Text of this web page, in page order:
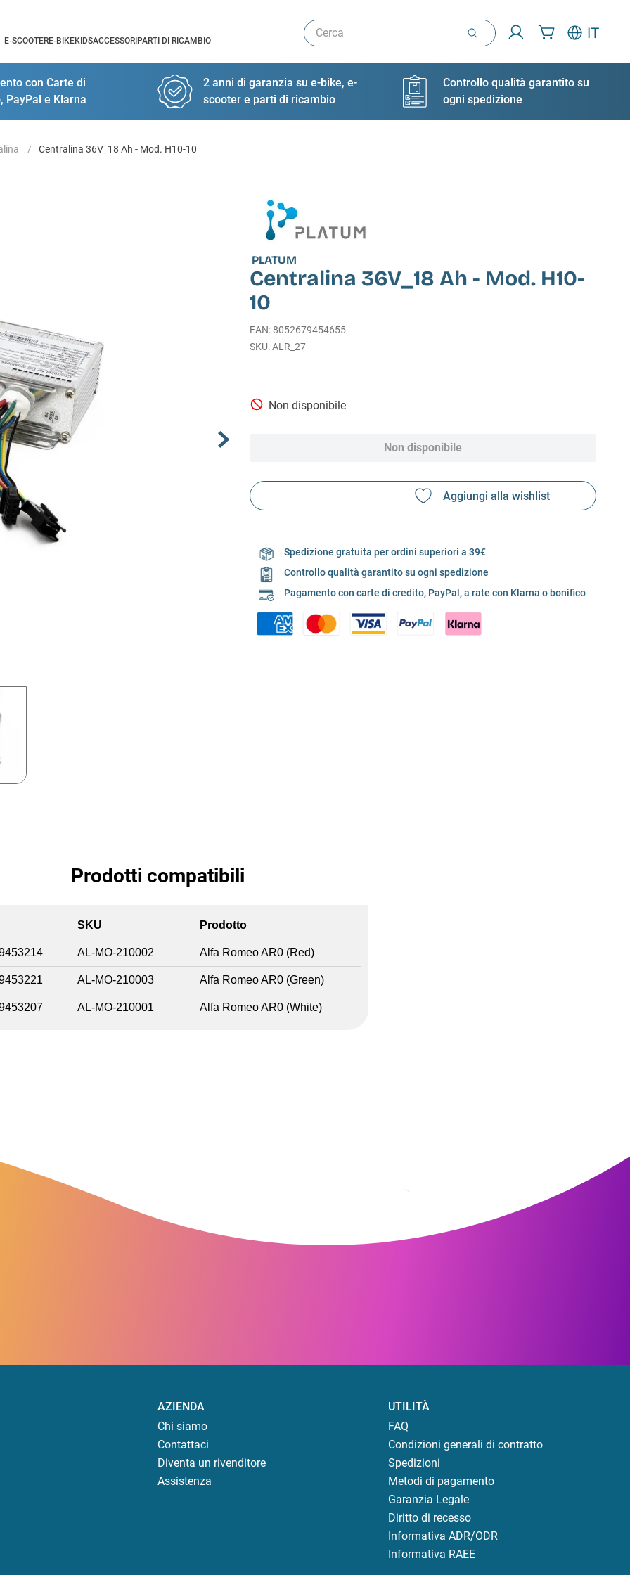
E-SCOOTERE-BIKEKIDSACCESSORI PARTI DI RICAMBIO
Cerca IT
con Carte di
PayPal e Klarna
2 anni di garanzia su e-bike, e-
scooter e parti di ricambio
Controllo qualità garantito su
ogni spedizione
Centralina 36V_18 Ah - Mod. H10-10
PLATUM
Centralina 36V_18 Ah - Mod. H10-
10
EAN: 8052679454655
ALR_27
Non disponibile
Non disponibile
Spedizione gratuita per ordini superiori a 39€
Controllo qualità garantito su ogni spedizione
Pagamento con carte di credito, PayPal, a rate con Klarna o bonifico
Prodotti compatibili
SKU Prodotto
AL-MO-210002 Alfa Romeo AR0 (Red)
AL-MO-210003 Alfa Romeo AR0 (Green)
AL-MO-210001 Alfa Romeo AR0 (White)
AZIENDA
Chi siamo
Contattaci
Diventa un rivenditore
Assistenza
UTILITÀ
FAQ
Condizioni generali di contratto
Spedizioni
Metodi di pagamento
Garanzia Legale
Diritto di recesso
Informativa ADR/ODR
Informativa RAEE